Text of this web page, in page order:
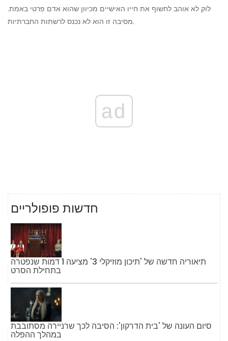
לוק לא אוהב לחשוף את חייו האישיים מכיוון שהוא אדם פרטי באמת.
מסיבה זו הוא לא נכנס לרשתות החברתיות.
ad
חדשות פופולריים
תיאוריה חדשה של 'תיכון מוזיקלי 3' מציעה 1 דמות שנפטרה
בתחילת הסרט
סיום העונה של 'בית הדרקון': הסיבה לכך שרניירה מסתובבת
במהלך ההפלה